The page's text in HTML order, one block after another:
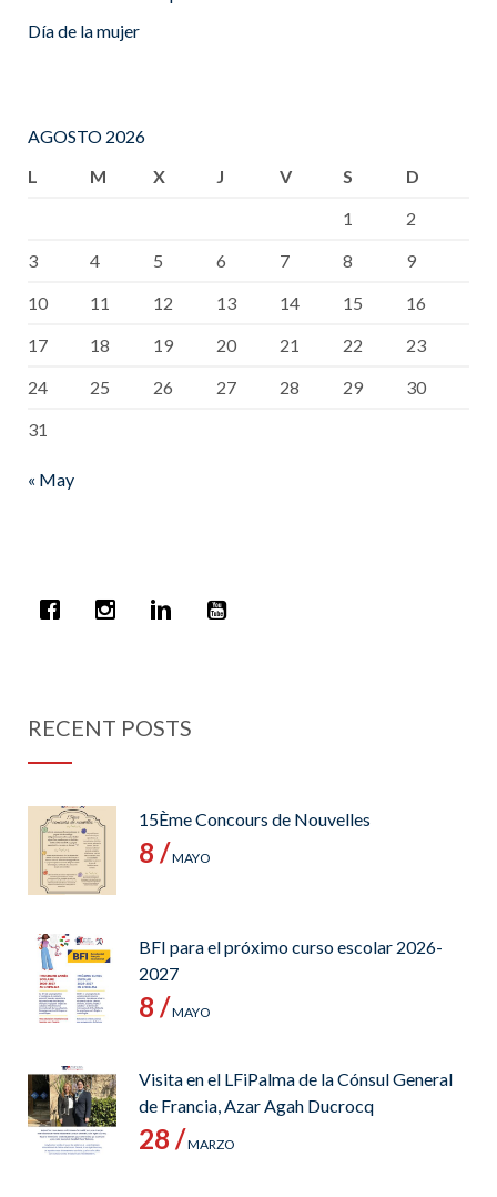
Día de la mujer
AGOSTO 2026
L
M X J V S
D
1
2
3
4 5 6 7 8
9
10
11 12 13 14 15
16
17
18 19 20 21 22
23
24
25 26 27 28 29
30
31
« May
RECENT POSTS
15Ème Concours de Nouvelles
8 /MAYO
BFI para el próximo curso escolar 2026-
2027
8 /MAYO
Visita en el LFiPalma de la Cónsul General
de Francia, Azar Agah Ducrocq
28 /MARZO